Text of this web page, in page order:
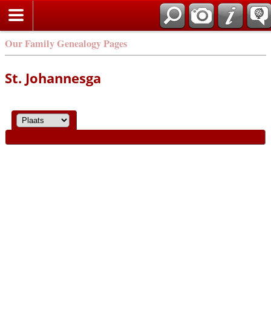
Our Family Genealogy Pages
St. Johannesga